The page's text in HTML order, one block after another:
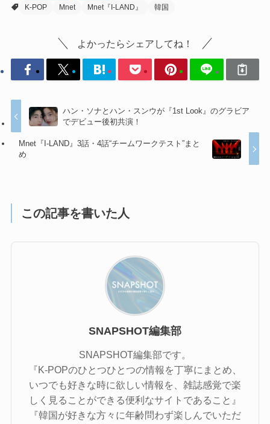
K-POP
Mnet Mnet『I-LAND』 韓国
よかったらシェアしてね！
ハン・ソナとハン・スンウが『1st Look』のグラビア
でデビュー後初共演！
Mnet『I-LAND』3話・4話“チームワークテスト”まと
め
この記事を書いた人
SNAPSHOT編集部
SNAPSHOT編集部です。
『K-POPのひとつひとつの情報を丁寧にまとめ、
いつでも好きな時に欲しい情報を、雑誌感覚で楽
しく見ることができる便利なサイトであること』
『韓国が好きな方々に年齢問わず楽しんでいただ